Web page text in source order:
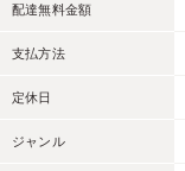
配達無料金額
支払方法
定休日
ジャンル